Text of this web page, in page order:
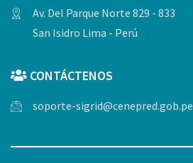
Av. Del Parque Norte 829 - 833
San Isidro Lima - Perú
CONTÁCTENOS
soporte-sigrid@cenepred.gob.pe